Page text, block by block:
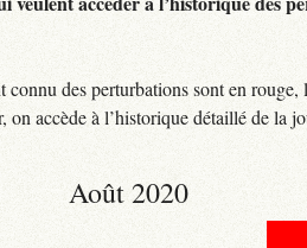
des perturbations sont en
accède à l’historique détaillé de la
Août 2020